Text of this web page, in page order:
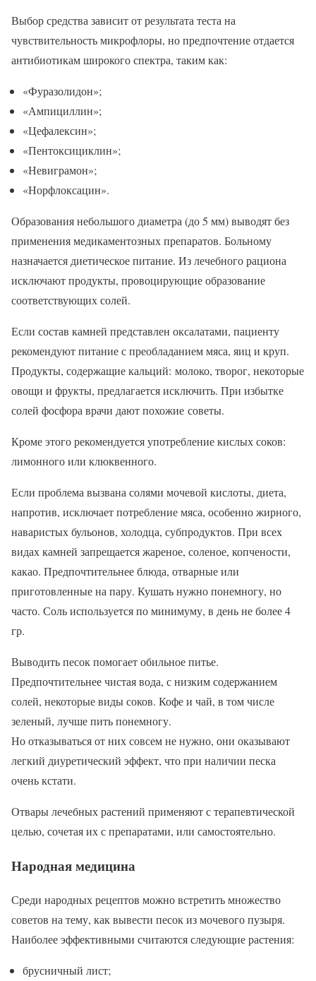
Выбор средства зависит от результата теста на
чувствительность микрофлоры, но предпочтение отдается
антибиотикам широкого спектра, таким как:
«Фуразолидон»;
«Ампициллин»;
«Цефалексин»;
«Пентоксициклин»;
«Невиграмон»;
«Норфлоксацин».
Образования небольшого диаметра (до 5 мм) выводят без
применения медикаментозных препаратов. Больному
назначается диетическое питание. Из лечебного рациона
исключают продукты, провоцирующие образование
соответствующих солей.
Если состав камней представлен оксалатами, пациенту
рекомендуют питание с преобладанием мяса, яиц и круп.
Продукты, содержащие кальций: молоко, творог, некоторые
овощи и фрукты, предлагается исключить. При избытке
солей фосфора врачи дают похожие советы.
Кроме этого рекомендуется употребление кислых соков:
лимонного или клюквенного.
Если проблема вызвана солями мочевой кислоты, диета,
напротив, исключает потребление мяса, особенно жирного,
наваристых бульонов, холодца, субпродуктов. При всех
видах камней запрещается жареное, соленое, копчености,
какао. Предпочтительнее блюда, отварные или
приготовленные на пару. Кушать нужно понемногу, но
часто. Соль используется по минимуму, в день не более 4
гр.
Выводить песок помогает обильное питье.
Предпочтительнее чистая вода, с низким содержанием
солей, некоторые виды соков. Кофе и чай, в том числе
зеленый, лучше пить понемногу.
Но отказываться от них совсем не нужно, они оказывают
легкий диуретический эффект, что при наличии песка
очень кстати.
Отвары лечебных растений применяют с терапевтической
целью, сочетая их с препаратами, или самостоятельно.
Народная медицина
Среди народных рецептов можно встретить множество
советов на тему, как вывести песок из мочевого пузыря.
Наиболее эффективными считаются следующие растения:
брусничный лист;